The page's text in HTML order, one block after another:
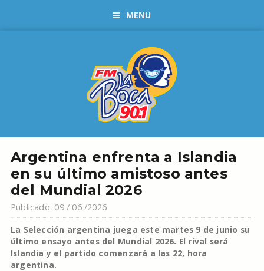
MENU
Argentina enfrenta a Islandia
en su último amistoso antes
del Mundial 2026
Publicado: 09 / 06 /2026
La Selección argentina juega este martes 9 de junio su
último ensayo antes del Mundial 2026. El rival será
Islandia y el partido comenzará a las 22, hora
argentina.